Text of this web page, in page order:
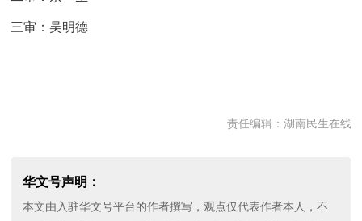
三审：吴明德
责任编辑：湖南民生在线
华文号声明：
本文由入驻华文号平台的作者撰写，观点仅代表作者本人，不